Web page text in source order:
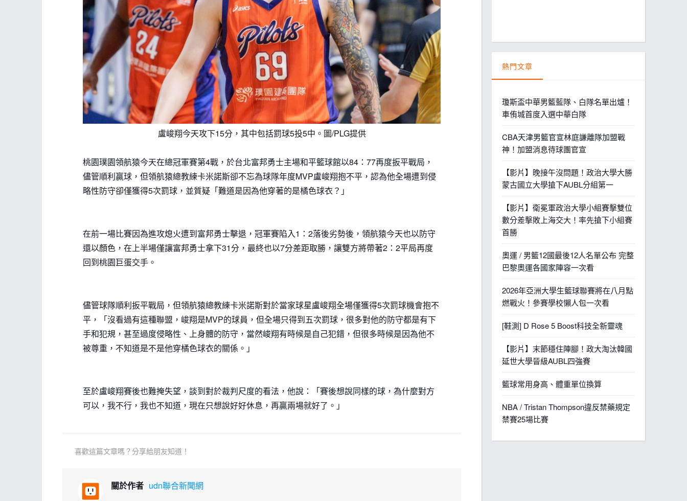
盧峻翔今天攻下15分，其中包括罰球5投5中。圖/PLG提供
桃園璞園領航猿今天在總冠軍賽第4戰，於台北富邦勇士主場和平籃球館以84：77再度扳平戰局，
儘管順利贏球，但領航猿總教練卡米諾斯卻不忘為球隊年度MVP盧峻翔抱不平，認為他全場遭到侵
略性防守卻僅獲得5次罰球，並質疑「難道是因為他穿著的是橘色球衣？」
在前一場比賽因為進攻熄火遭到富邦勇士擊退，冠軍賽陷入1：2落後劣勢後，領航猿今天也以防守
還以顏色，在上半場僅讓富邦勇士拿下31分，最終也以7分差距取勝，讓雙方將帶著2：2平局再度
回到桃園巨蛋交手。
儘管球隊順利扳平戰局，但領航猿總教練卡米諾斯對於當家球星盧峻翔全場僅獲得5次罰球機會抱不
平，「沒看過有這種聯盟，峻翔是MVP的球員，但全場只得到五次罰球，很多對他的防守都是有下
手和犯規，甚至過度侵略性、上身體的防守，當然峻翔有時候是自己犯錯，但很多時候是因為他不
被尊重，不知道是不是他穿橘色球衣的關係。」
至於盧峻翔賽後也難掩失望，談到對於裁判尺度的看法，他說：「賽後想說同樣的球，為什麼對方
可以，我不行，我也不知道，現在只想說好好休息，再贏兩場就好了。」
喜歡這篇文章嗎？分享給朋友知道！
關於作者 udn聯合新聞網
熱門文章
瓊斯盃中華男籃藍隊、白隊名單出爐！
車侑城首度入選中華白隊
CBA天津男籃官宣林庭謙離隊加盟戰
神！加盟消息待球團官宣
【影片】晚接午沒問題！政治大學大勝
蒙古國立大學搶下AUBL分組第一
【影片】衛冕軍政治大學小組賽擊雙位
數分差擊敗上海交大！率先搶下小組賽
首勝
奧運 / 男籃12國最後12人名單公布 完整
巴黎奧運各國家陣容一次看
2026年亞洲大學生籃球聯賽將在八月點
燃戰火！參賽學校懶人包一次看
[鞋測] D Rose 5 Boost科技全新靈魂
【影片】末節穩住陣腳！政大淘汰韓國
延世大學晉級AUBL四強賽
籃球常用身高、體重單位換算
NBA / Tristan Thompson違反禁藥規定
禁賽25場比賽